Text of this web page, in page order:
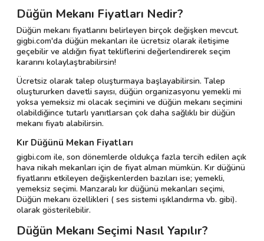
Düğün Mekanı Fiyatları Nedir?
Düğün mekanı fiyatlarını belirleyen birçok değişken mevcut.
gigbi.com'da düğün mekanları ile ücretsiz olarak iletişime
geçebilir ve aldığın fiyat tekliflerini değerlendirerek seçim
kararını kolaylaştırabilirsin!
Ücretsiz olarak talep oluşturmaya başlayabilirsin. Talep
oluştururken davetli sayısı, düğün organizasyonu yemekli mi
yoksa yemeksiz mi olacak seçimini ve düğün mekanı seçimini
olabildiğince tutarlı yanıtlarsan çok daha sağlıklı bir düğün
mekanı fiyatı alabilirsin.
Kır Düğünü Mekan Fiyatları
gigbi.com ile, son dönemlerde oldukça fazla tercih edilen açık
hava nikah mekanları için de fiyat alman mümkün. Kır düğünü
fiyatlarını etkileyen değişkenlerden bazıları ise; yemekli,
yemeksiz seçimi. Manzaralı kır düğünü mekanları seçimi,
Düğün mekanı özellikleri ( ses sistemi ışıklandırma vb. gibi).
olarak gösterilebilir.
Düğün Mekanı Seçimi Nasıl Yapılır?